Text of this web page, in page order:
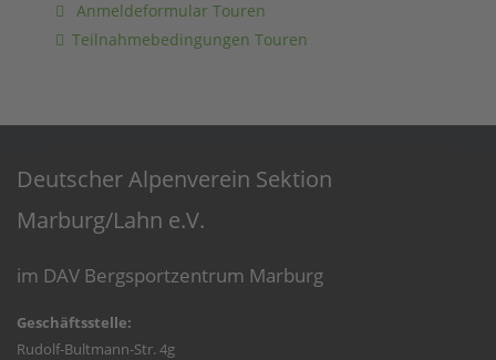
Anmeldeformular Touren
Teilnahmebedingungen Touren
Deutscher Alpenverein Sektion
Marburg/Lahn e.V.
im DAV Bergsportzentrum Marburg
Geschäftsstelle:
Rudolf-Bultmann-Str. 4g